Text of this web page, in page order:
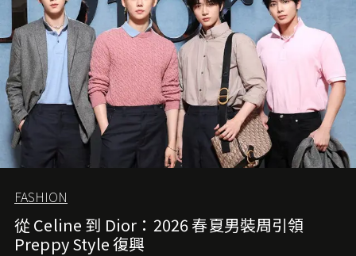
FASHION
從 Celine 到 Dior：2026 春夏男裝周引領
Preppy Style 復興